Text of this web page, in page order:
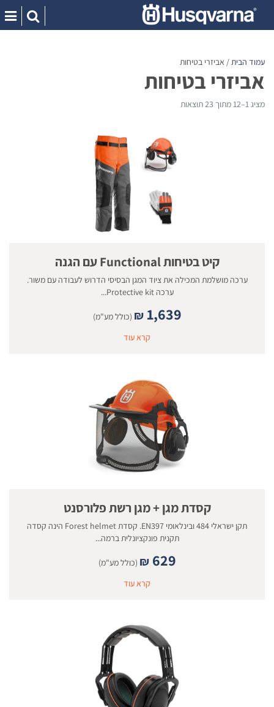
content
עמוד הבית/ אביזרי בטיחות
אביזרי בטיחות
מציג 1–12 מתוך 23 תוצאות
קיט בטיחות Functional עם הגנה
ערכה מושלמת המכילה את ציוד המגן הבסיסי הדרוש לעבודה עם משור.
ערכה Protective kit...
₪ 1,639
(כולל מע"מ)
קרא עוד
קסדת מגן + מגן רשת פלורסנט
תקן ישראלי 484 ובינלאומי EN397. קסדת Forest helmet הינה קסדה
תקנית פונקציונלית ברמה...
₪ 629
(כולל מע"מ)
קרא עוד